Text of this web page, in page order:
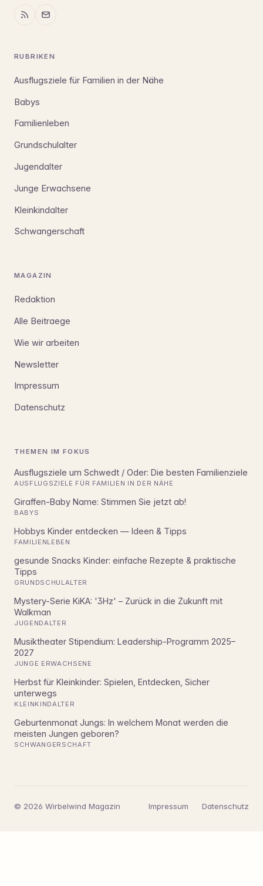
RUBRIKEN
Ausflugsziele für Familien in der Nähe
Babys
Familienleben
Grundschulalter
Jugendalter
Junge Erwachsene
Kleinkindalter
Schwangerschaft
MAGAZIN
Redaktion
Alle Beitraege
Wie wir arbeiten
Newsletter
Impressum
Datenschutz
THEMEN IM FOKUS
Ausflugsziele um Schwedt / Oder: Die besten Familienziele
AUSFLUGSZIELE FÜR FAMILIEN IN DER NÄHE
Giraffen-Baby Name: Stimmen Sie jetzt ab!
BABYS
Hobbys Kinder entdecken — Ideen & Tipps
FAMILIENLEBEN
gesunde Snacks Kinder: einfache Rezepte & praktische
Tipps
GRUNDSCHULALTER
Mystery-Serie KiKA: '3Hz' – Zurück in die Zukunft mit
Walkman
JUGENDALTER
Musiktheater Stipendium: Leadership-Programm 2025–
2027
JUNGE ERWACHSENE
Herbst für Kleinkinder: Spielen, Entdecken, Sicher
unterwegs
KLEINKINDALTER
Geburtenmonat Jungs: In welchem Monat werden die
meisten Jungen geboren?
SCHWANGERSCHAFT
© 2026 Wirbelwind Magazin Impressum Datenschutz